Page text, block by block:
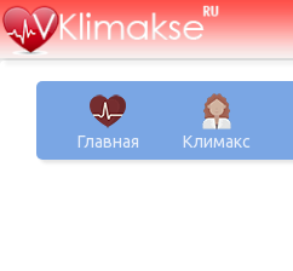
Главная Климакс